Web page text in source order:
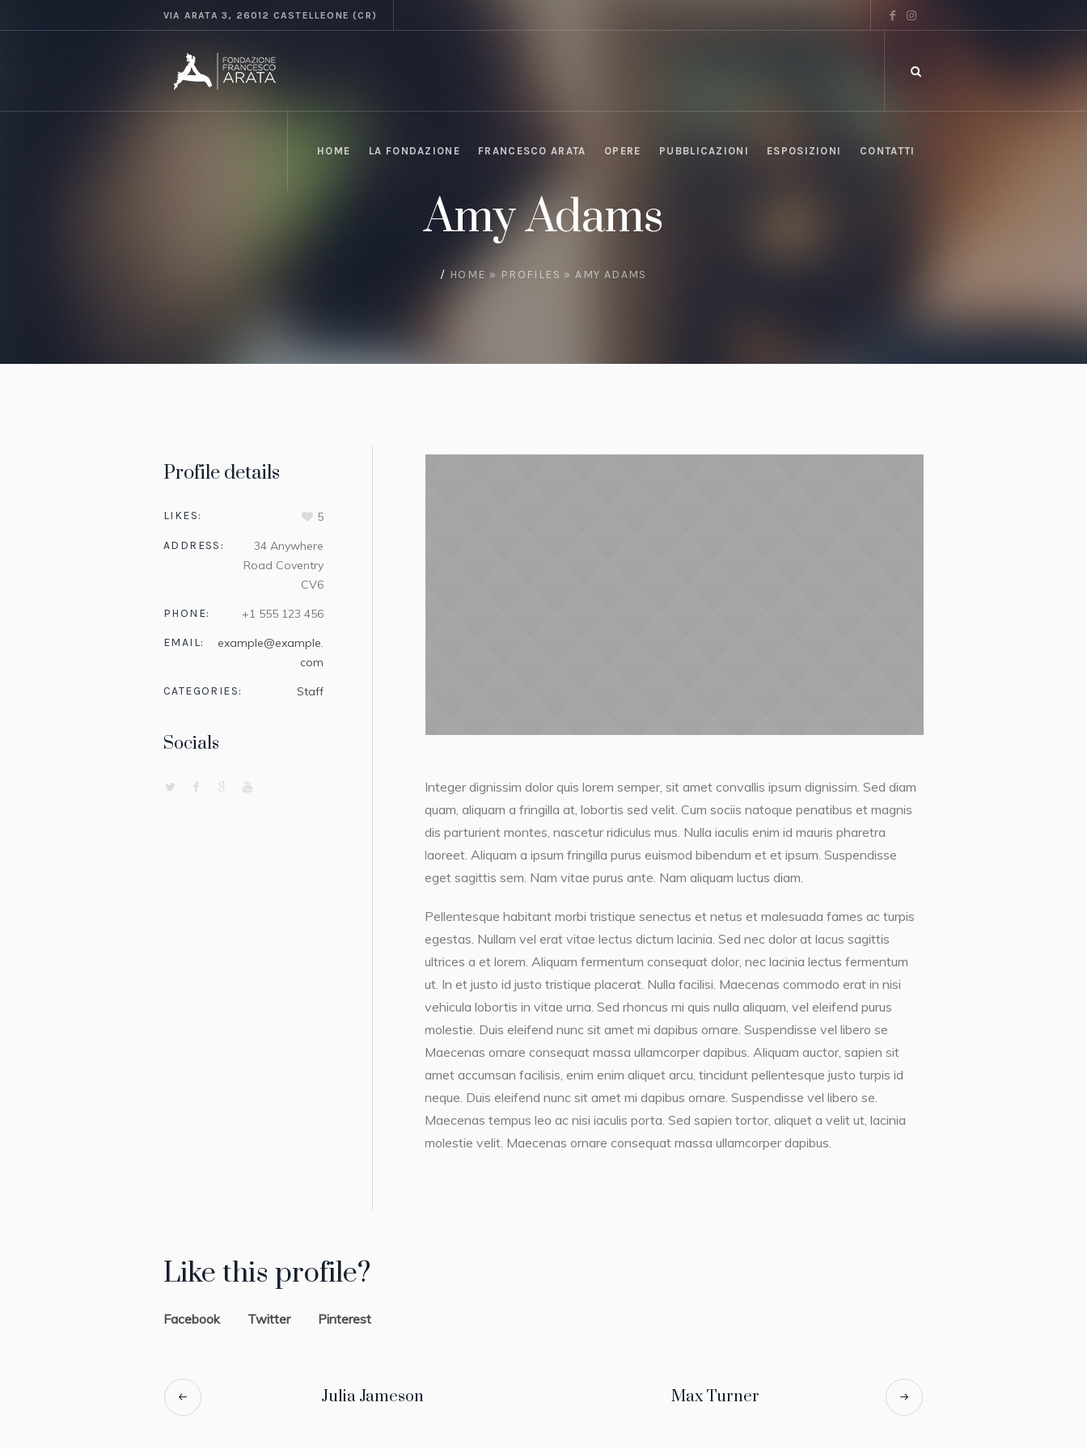
VIA ARATA 3, 26012 CASTELLEONE (CR)
HOME LA FONDAZIONE FRANCESCO ARATA OPERE PUBBLICAZIONI ESPOSIZIONI CONTATTI
Amy Adams
/ HOME » PROFILES »AMY ADAMS
Profile details
LIKES: 5
ADDRESS:
34 Anywhere
Road Coventry
CV6
PHONE: +1 555 123 456
EMAIL:
example@example.
com
CATEGORIES: Staff
Socials
Integer dignissim dolor quis lorem semper, sit amet convallis ipsum dignissim. Sed diam
quam, aliquam a fringilla at, lobortis sed velit. Cum sociis natoque penatibus et magnis
dis parturient montes, nascetur ridiculus mus. Nulla iaculis enim id mauris pharetra
laoreet. Aliquam a ipsum fringilla purus euismod bibendum et et ipsum. Suspendisse
eget sagittis sem. Nam vitae purus ante. Nam aliquam luctus diam.
Pellentesque habitant morbi tristique senectus et netus et malesuada fames ac turpis
egestas. Nullam vel erat vitae lectus dictum lacinia. Sed nec dolor at lacus sagittis
ultrices a et lorem. Aliquam fermentum consequat dolor, nec lacinia lectus fermentum
ut. In et justo id justo tristique placerat. Nulla facilisi. Maecenas commodo erat in nisi
vehicula lobortis in vitae urna. Sed rhoncus mi quis nulla aliquam, vel eleifend purus
molestie. Duis eleifend nunc sit amet mi dapibus ornare. Suspendisse vel libero se
Maecenas ornare consequat massa ullamcorper dapibus. Aliquam auctor, sapien sit
amet accumsan facilisis, enim enim aliquet arcu, tincidunt pellentesque justo turpis id
neque. Duis eleifend nunc sit amet mi dapibus ornare. Suspendisse vel libero se.
Maecenas tempus leo ac nisi iaculis porta. Sed sapien tortor, aliquet a velit ut, lacinia
molestie velit. Maecenas ornare consequat massa ullamcorper dapibus.
Like this profile?
Facebook Twitter Pinterest
Julia Jameson Max Turner